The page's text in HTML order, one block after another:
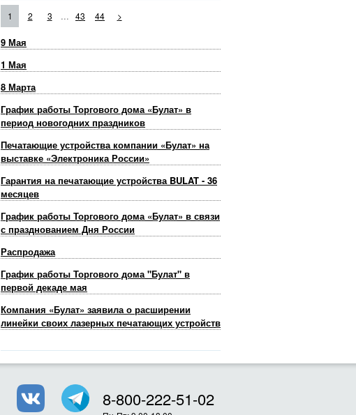
1 2 3 ... 43 44 >
9 Мая
1 Мая
8 Марта
График работы Торгового дома «Булат» в
период новогодних праздников
Печатающие устройства компании «Булат» на
выставке «Электроника России»
Гарантия на печатающие устройства BULAT - 36
месяцев
График работы Торгового дома «Булат» в связи
с празднованием Дня России
Распродажа
График работы Торгового дома "Булат" в
первой декаде мая
Компания «Булат» заявила о расширении
линейки своих лазерных печатающих устройств
8-800-222-51-02